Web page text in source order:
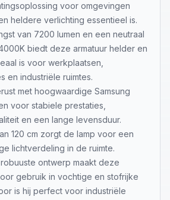
voor omgevingen
heldere verlichting essentieel is.
van 7200 lumen en een neutraal
biedt deze armatuur helder en
is voor werkplaatsen,
en industriële ruimtes.
met hoogwaardige Samsung
voor stabiele prestaties,
en een lange levensduur.
120 cm zorgt de lamp voor een
lichtverdeling in de ruimte.
ontwerp maakt deze
gebruik in vochtige en stofrijke
is hij perfect voor industriële